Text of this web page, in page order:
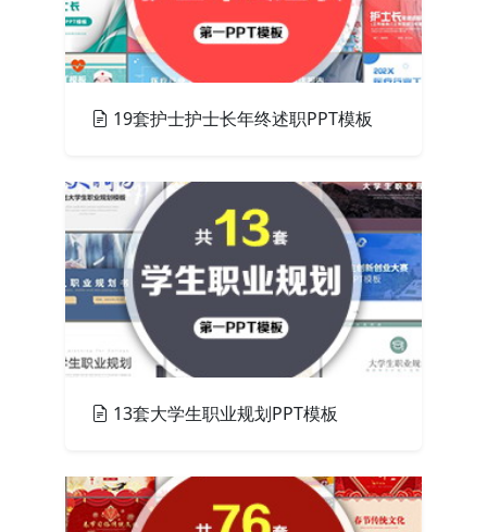
19套护士护士长年终述职PPT模板
13套大学生职业规划PPT模板